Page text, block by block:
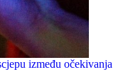
između očekivanja